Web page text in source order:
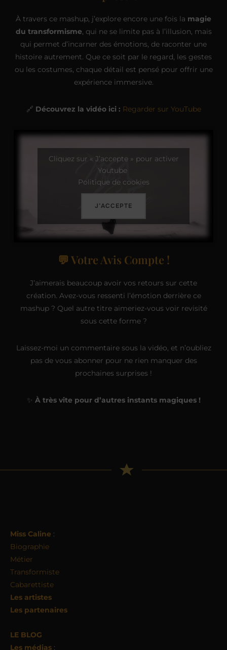
À travers ce mashup, j’explore encore une fois la magie
du transformisme, qui ne se limite pas à l’illusion, mais
qui permet d’incarner des émotions, de raconter une
histoire autrement. Que ce soit par le regard, les gestes
ou les costumes, chaque détail est pensé pour offrir une
expérience immersive.
🔗 Découvrez la vidéo ici : Regarder sur YouTube
Cliquez sur « J’accepte » pour activer
Youtube
Politique de cookies
J’ACCEPTE
💬 Votre Avis Compte !
J’aimerais beaucoup avoir vos retours sur cette
création. Avez-vous ressenti l’émotion derrière ce
mashup ? Quel autre titre aimeriez-vous voir revisité
sous cette forme ?
Laissez-moi un commentaire sous la vidéo, et n’oubliez
pas de vous abonner pour ne rien manquer des
prochaines surprises !
✨ À très vite pour d’autres instants magiques !
Miss Caline :
Biographie
Métier
Transformiste
Cabarettiste
Les artistes
Les partenaires
LE BLOG
Les médias :